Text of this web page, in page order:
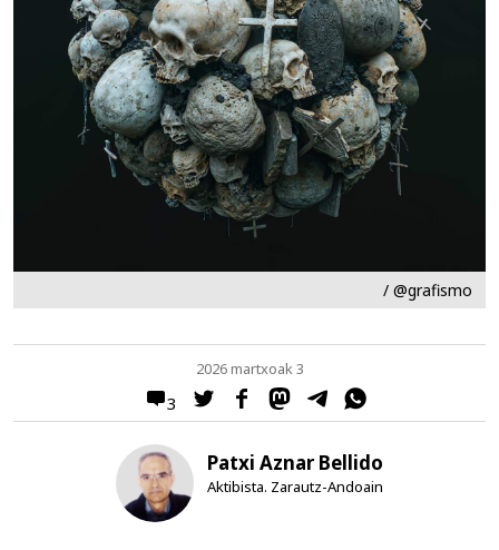
/ @grafismo
3
2026 martxoak 3
Patxi Aznar Bellido
Aktibista. Zarautz-Andoain